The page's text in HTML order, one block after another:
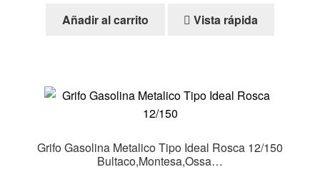
página
Añadir al carrito Vista rápida
Grifo Gasolina Metalico Tipo Ideal Rosca 12/150
Bultaco,Montesa,Ossa…